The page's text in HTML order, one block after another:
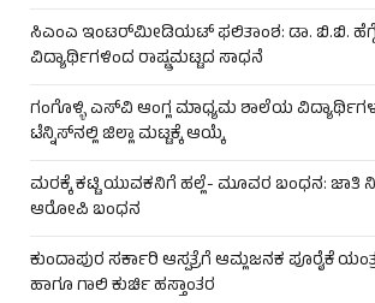
ಸಿಎಂಎ ಇಂಟರ್‌ಮೀಡಿಯಟ್ ಫಲಿತಾಂಶ: ಡಾ. ಬಿ.ಬಿ. ಹೆಗ್ಡೆ
ವಿದ್ಯಾರ್ಥಿಗಳಿಂದ ರಾಷ್ಟ್ರಮಟ್ಟದ ಸಾಧನೆ
ಗಂಗೊಳ್ಳಿ ಎಸ್‌ವಿ ಆಂಗ್ಲ ಮಾಧ್ಯಮ ಶಾಲೆಯ
ಟೆನ್ನಿಸ್‌ನಲ್ಲಿ ಜಿಲ್ಲಾ ಮಟ್ಟಕ್ಕೆ ಆಯ್ಕೆ
ಮರಕ್ಕೆ ಕಟ್ಟಿ ಯುವಕನಿಗೆ ಹಲ್ಲೆ- ಮೂವರ ಬಂಧನ: ಜಾತಿ
ಆರೋಪಿ ಬಂಧನ
ಕುಂದಾಪುರ ಸರ್ಕಾರಿ ಆಸ್ಪತ್ರೆಗೆ ಆಮ್ಲಜನಕ ಪೂರೈಕೆ
ಹಾಗೂ ಗಾಲಿ ಕುರ್ಚಿ ಹಸ್ತಾಂತರ